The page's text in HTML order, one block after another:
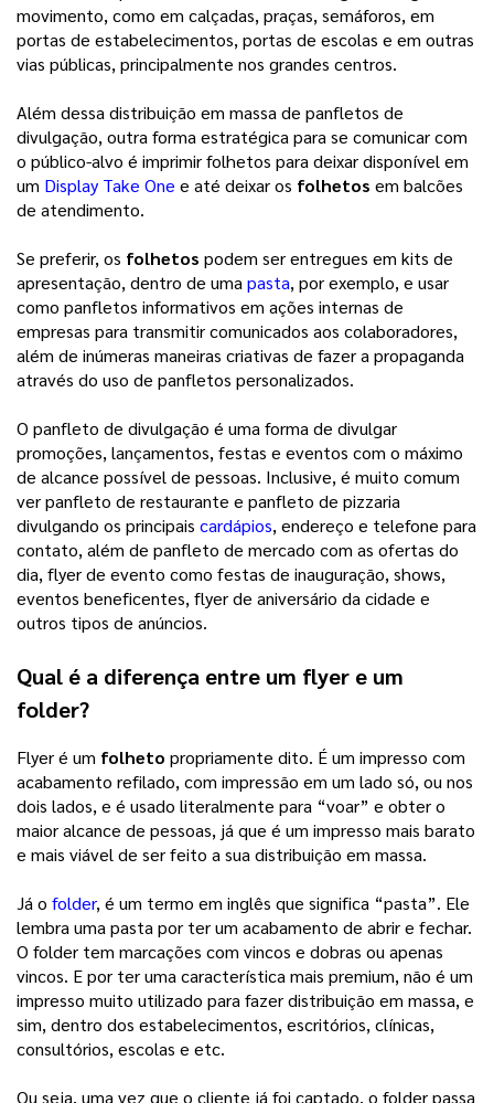
movimento, como em calçadas, praças, semáforos, em
portas de estabelecimentos, portas de escolas e em outras
vias públicas, principalmente nos grandes centros.
Além dessa distribuição em massa de panfletos de
divulgação, outra forma estratégica para se comunicar com
o público-alvo é imprimir folhetos para deixar disponível em
um Display Take One e até deixar os folhetos em balcões
de atendimento.
Se preferir, os folhetos podem ser entregues em kits de
apresentação, dentro de uma pasta, por exemplo, e usar
como panfletos informativos em ações internas de
empresas para transmitir comunicados aos colaboradores,
além de inúmeras maneiras criativas de fazer a propaganda
através do uso de panfletos personalizados.
O panfleto de divulgação é uma forma de divulgar
promoções, lançamentos, festas e eventos com o máximo
de alcance possível de pessoas. Inclusive, é muito comum
ver panfleto de restaurante e panfleto de pizzaria
divulgando os principais cardápios, endereço e telefone para
contato, além de panfleto de mercado com as ofertas do
dia, flyer de evento como festas de inauguração, shows,
eventos beneficentes, flyer de aniversário da cidade e
outros tipos de anúncios.
Qual é a diferença entre um flyer e um
folder?
Flyer é um folheto propriamente dito. É um impresso com
acabamento refilado, com impressão em um lado só, ou nos
dois lados, e é usado literalmente para “voar” e obter o
maior alcance de pessoas, já que é um impresso mais barato
e mais viável de ser feito a sua distribuição em massa.
Já o folder, é um termo em inglês que significa “pasta”. Ele
lembra uma pasta por ter um acabamento de abrir e fechar.
O folder tem marcações com vincos e dobras ou apenas
vincos. E por ter uma característica mais premium, não é um
impresso muito utilizado para fazer distribuição em massa, e
sim, dentro dos estabelecimentos, escritórios, clínicas,
consultórios, escolas e etc.
Ou seja, uma vez que o cliente já foi captado, o folder passa